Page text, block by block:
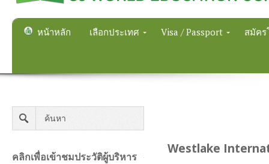
หน้าหลัก เลือกประเทศ Visa / Passport สมัคร
Westlake
คลิกเพื่อเข้าชมประวัติผู้บริหาร